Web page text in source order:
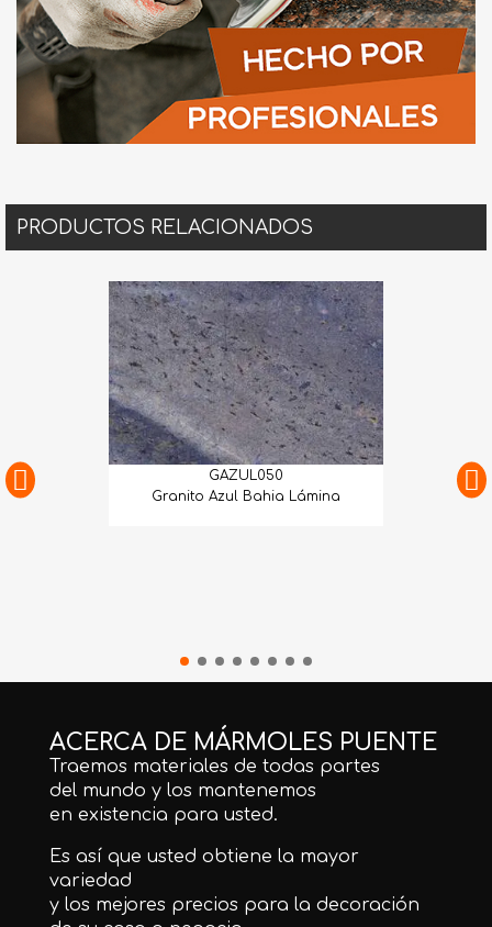
PRODUCTOS RELACIONADOS
GAZUL050
Granito Azul Bahia Lámina
ACERCA DE MÁRMOLES PUENTE
Traemos materiales de todas partes
del mundo y los mantenemos
en existencia para usted.
Es así que usted obtiene la mayor
variedad
y los mejores precios para la decoración